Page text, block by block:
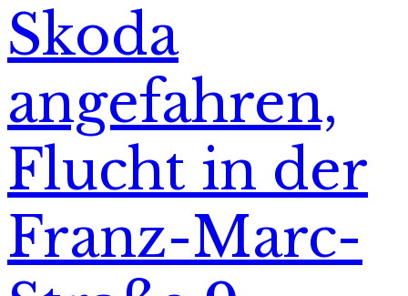
Skoda
angefahren,
Flucht in der
Franz-Marc-